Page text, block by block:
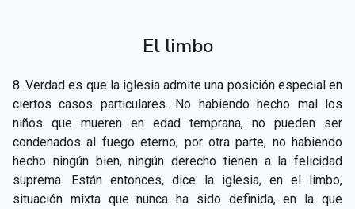
El limbo
8. Verdad es que la iglesia admite una posición especial en
ciertos casos particulares. No habiendo hecho mal los
niños que mueren en edad temprana, no pueden ser
condenados al fuego eterno; por otra parte, no habiendo
hecho ningún bien, ningún derecho tienen a la felicidad
suprema. Están entonces, dice la iglesia, en el limbo,
situación mixta que nunca ha sido definida, en la que